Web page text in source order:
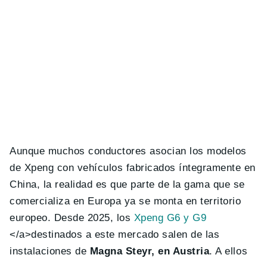
Aunque muchos conductores asocian los modelos
de Xpeng con vehículos fabricados íntegramente en
China, la realidad es que parte de la gama que se
comercializa en Europa ya se monta en territorio
europeo. Desde 2025, los Xpeng G6 y G9
</a>destinados a este mercado salen de las
instalaciones de Magna Steyr, en Austria. A ellos